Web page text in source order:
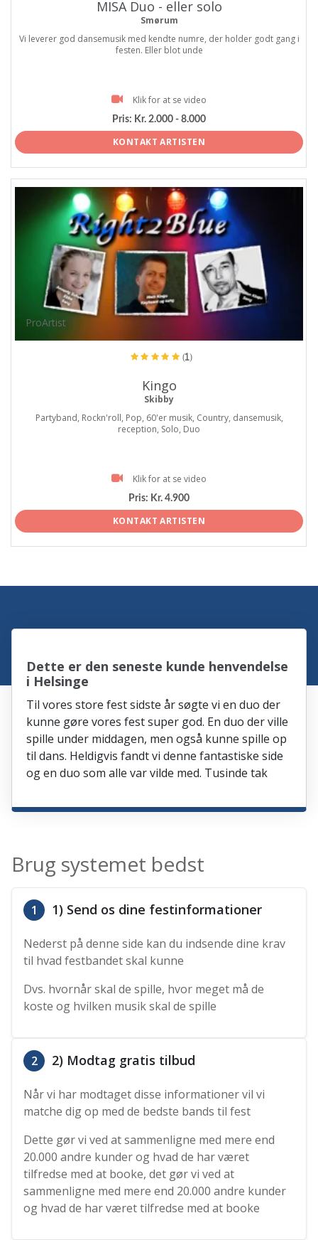
MISA Duo - eller solo
Smørum
Vi leverer god dansemusik med kendte numre, der holder godt gang i
festen. Eller blot unde
Klik for at se video
Pris: Kr. 2.000 - 8.000
KONTAKT ARTISTEN
ProArtist
(1)
Kingo
Skibby
Partyband, Rockn'roll, Pop, 60'er musik, Country, dansemusik,
reception, Solo, Duo
Klik for at se video
Pris: Kr. 4.900
KONTAKT ARTISTEN
Dette er den seneste kunde henvendelse
i Helsinge
Til vores store fest sidste år søgte vi en duo der
kunne gøre vores fest super god. En duo der ville
spille under middagen, men også kunne spille op
til dans. Heldigvis fandt vi denne fantastiske side
og en duo som alle var vilde med. Tusinde tak
Brug systemet bedst
1 1) Send os dine festinformationer
Nederst på denne side kan du indsende dine krav
til hvad festbandet skal kunne
Dvs. hvornår skal de spille, hvor meget må de
koste og hvilken musik skal de spille
2 2) Modtag gratis tilbud
Når vi har modtaget disse informationer vil vi
matche dig op med de bedste bands til fest
Dette gør vi ved at sammenligne med mere end
20.000 andre kunder og hvad de har været
tilfredse med at booke, det gør vi ved at
sammenligne med mere end 20.000 andre kunder
og hvad de har været tilfredse med at booke